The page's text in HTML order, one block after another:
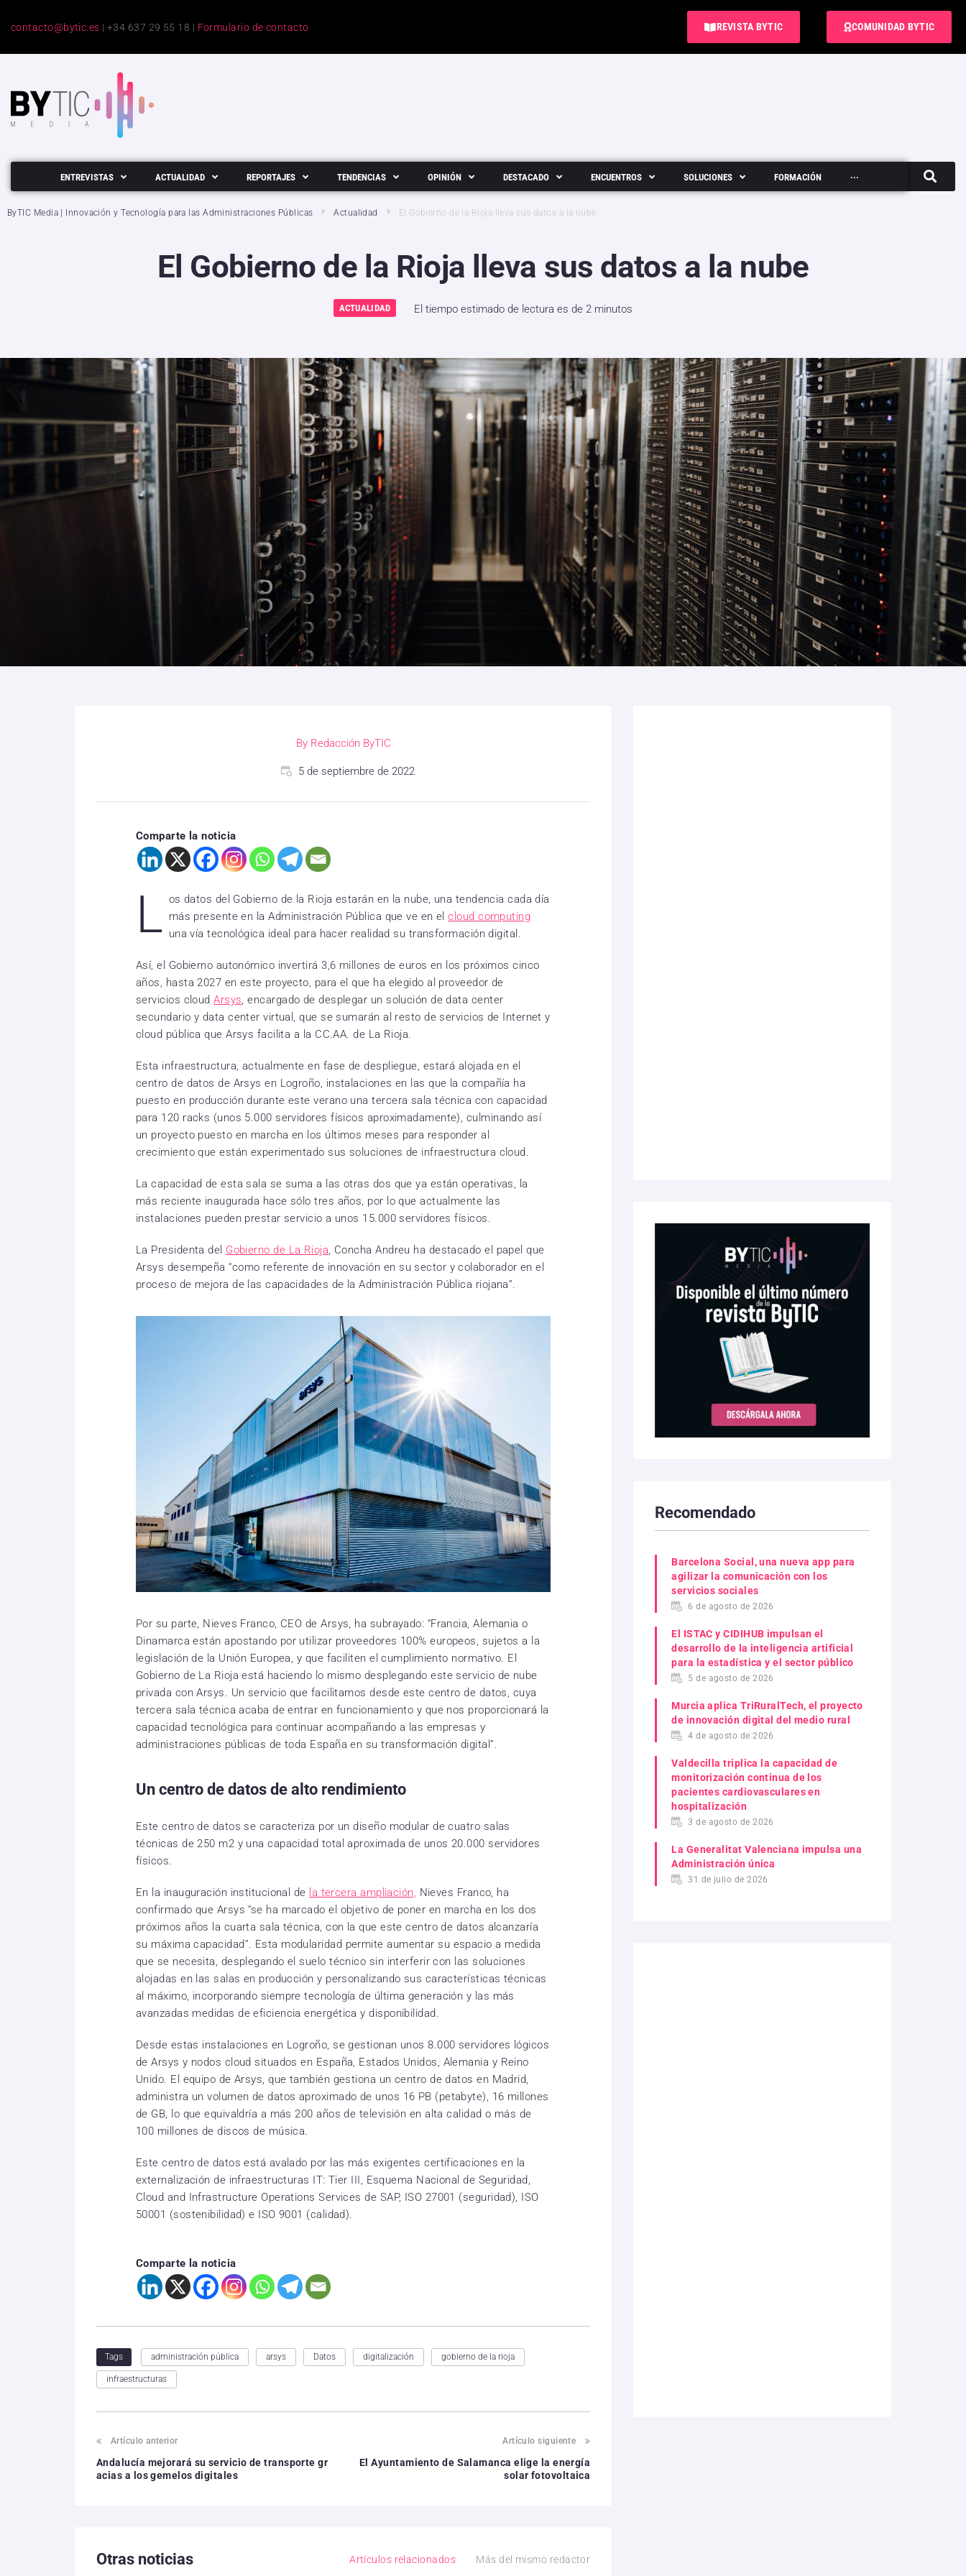
contacto@bytic.es | +34 637 29 55 18 | Formulario de contacto REVISTA BYTIC COMUNIDAD BYTIC
ENTREVISTAS ACTUALIDAD REPORTAJES TENDENCIAS OPINIÓN DESTACADO ENCUENTROS SOLUCIONES FORMACIÓN ···
ByTIC Media | Innovación y Tecnología para las Administraciones Públicas Actualidad El Gobierno de la Rioja lleva sus datos a la nube
El Gobierno de la Rioja lleva sus datos a la nube
ACTUALIDAD El tiempo estimado de lectura es de 2 minutos
By Redacción ByTIC
5 de septiembre de 2022
Comparte la noticia
L os datos del Gobierno de la Rioja estarán en la nube, una tendencia cada día
más presente en la Administración Pública que ve en elcloud computing
una vía tecnológica ideal para hacer realidad su transformación digital.
Así, el Gobierno autonómico invertirá 3,6 millones de euros en los próximos cinco
años, hasta 2027 en este proyecto, para el que ha elegido al proveedor de
servicios cloudArsys , encargado de desplegar un solución de data center
secundario y data center virtual, que se sumarán al resto de servicios de Internet y
cloud pública que Arsys facilita a la CC.AA. de La Rioja.
Esta infraestructura, actualmente en fase de despliegue, estará alojada en el
centro de datos de Arsys en Logroño, instalaciones en las que la compañía ha
puesto en producción durante este verano una tercera sala técnica con capacidad
para 120 racks (unos 5.000 servidores físicos aproximadamente), culminando así
un proyecto puesto en marcha en los últimos meses para responder al
crecimiento que están experimentado sus soluciones de infraestructura cloud.
La capacidad de esta sala se suma a las otras dos que ya están operativas, la
más reciente inaugurada hace sólo tres años, por lo que actualmente las
instalaciones pueden prestar servicio a unos 15.000 servidores físicos.
La Presidenta del Gobierno de La Rioja , Concha Andreu ha destacado el papel que
Arsys desempeña “como referente de innovación en su sector y colaborador en el
proceso de mejora de las capacidades de la Administración Pública riojana”.
Por su parte, Nieves Franco, CEO de Arsys, ha subrayado: “Francia, Alemania o
Dinamarca están apostando por utilizar proveedores 100% europeos, sujetos a la
legislación de la Unión Europea, y que faciliten el cumplimiento normativo. El
Gobierno de La Rioja está haciendo lo mismo desplegando este servicio de nube
privada con Arsys. Un servicio que facilitamos desde este centro de datos, cuya
tercera sala técnica acaba de entrar en funcionamiento y que nos proporcionará la
capacidad tecnológica para continuar acompañando a las empresas y
administraciones públicas de toda España en su transformación digital”.
Un centro de datos de alto rendimiento
Este centro de datos se caracteriza por un diseño modular de cuatro salas
técnicas de 250 m2 y una capacidad total aproximada de unos 20.000 servidores
físicos.
En la inauguración institucional de la tercera ampliación, Nieves Franco, ha
confirmado que Arsys “se ha marcado el objetivo de poner en marcha en los dos
próximos años la cuarta sala técnica, con la que este centro de datos alcanzaría
su máxima capacidad”. Esta modularidad permite aumentar su espacio a medida
que se necesita, desplegando el suelo técnico sin interferir con las soluciones
alojadas en las salas en producción y personalizando sus características técnicas
al máximo, incorporando siempre tecnología de última generación y las más
avanzadas medidas de eficiencia energética y disponibilidad.
Desde estas instalaciones en Logroño, se gestionan unos 8.000 servidores lógicos
de Arsys y nodos cloud situados en España, Estados Unidos, Alemania y Reino
Unido. El equipo de Arsys, que también gestiona un centro de datos en Madrid,
administra un volumen de datos aproximado de unos 16 PB (petabyte), 16 millones
de GB, lo que equivaldría a más 200 años de televisión en alta calidad o más de
100 millones de discos de música.
Este centro de datos está avalado por las más exigentes certificaciones en la
externalización de infraestructuras IT: Tier III, Esquema Nacional de Seguridad,
Cloud and Infrastructure Operations Services de SAP, ISO 27001 (seguridad), ISO
50001 (sostenibilidad) e ISO 9001 (calidad).
Comparte la noticia
Tags administración pública arsys Datos digitalización gobierno de la rioja
infraestructuras
Artículo anterior
Andalucía mejorará su servicio de transporte gr
acias a los gemelos digitales
Artículo siguiente
El Ayuntamiento de Salamanca elige la energía
solar fotovoltaica
Otras noticias Artículos relacionados Más del mismo redactor
Recomendado
Barcelona Social, una nueva app para
agilizar la comunicación con los
servicios sociales
6 de agosto de 2026
El ISTAC y CIDIHUB impulsan el
desarrollo de la inteligencia artificial
para la estadística y el sector público
5 de agosto de 2026
Murcia aplica TriRuralTech, el proyecto
de innovación digital del medio rural
4 de agosto de 2026
Valdecilla triplica la capacidad de
monitorización continua de los
pacientes cardiovasculares en
hospitalización
3 de agosto de 2026
La Generalitat Valenciana impulsa una
Administración única
31 de julio de 2026